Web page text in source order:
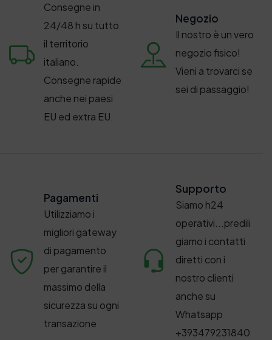
Consegne in
24/48 h su tutto
il territorio
italiano.
Consegne rapide
anche nei paesi
EU ed extra EU.
Negozio
Il nostro è un vero
negozio fisico!
Vieni a trovarci se
sei di passaggio!
Pagamenti
Utilizziamo i
migliori gateway
di pagamento
per garantire il
massimo della
sicurezza su ogni
transazione
Supporto
Siamo h24
operativi...predili
giamo i contatti
diretti con i
nostro clienti
anche su
Whatsapp
+393479231840